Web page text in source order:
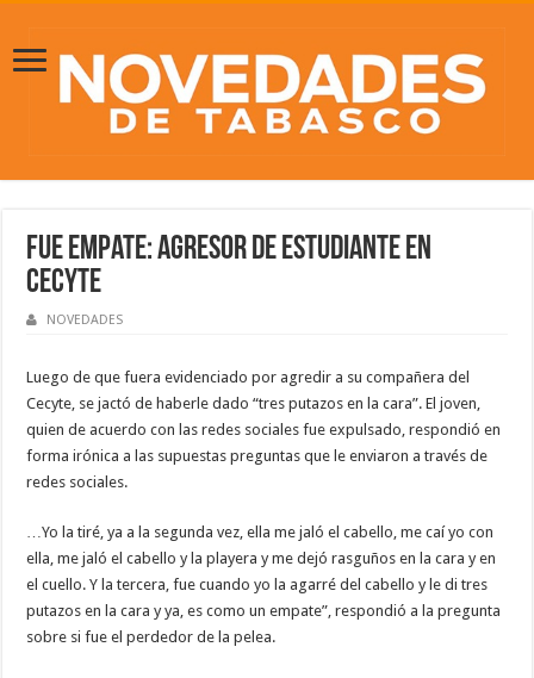
Fue empate: Agresor de estudiante en
Cecyte
NOVEDADES
Luego de que fuera evidenciado por agredir a su compañera del
Cecyte, se jactó de haberle dado “tres putazos en la cara”. El joven,
quien de acuerdo con las redes sociales fue expulsado, respondió en
forma irónica a las supuestas preguntas que le enviaron a través de
redes sociales.
…Yo la tiré, ya a la segunda vez, ella me jaló el cabello, me caí yo con
ella, me jaló el cabello y la playera y me dejó rasguños en la cara y en
el cuello. Y la tercera, fue cuando yo la agarré del cabello y le di tres
putazos en la cara y ya, es como un empate”, respondió a la pregunta
sobre si fue el perdedor de la pelea.